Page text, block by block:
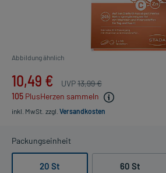
Abbildung ähnlich
10,49 € UVP13,99 €
105 PlusHerzen sammeln
inkl. MwSt. zzgl. Versandkosten
Packungseinheit
20 St 60 St